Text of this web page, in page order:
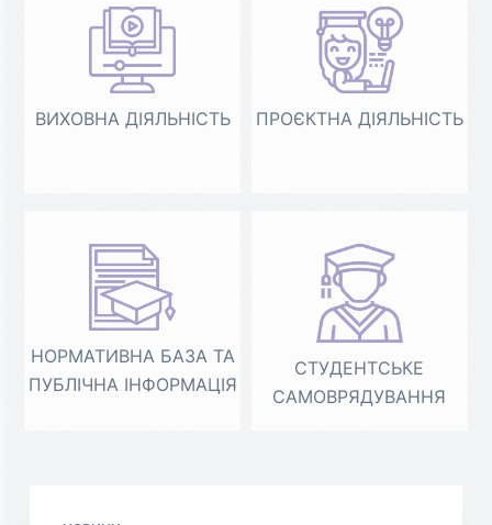
ВИХОВНА ДІЯЛЬНІСТЬ ПРОЄКТНА ДІЯЛЬНІСТЬ
НОРМАТИВНА БАЗА ТА
ПУБЛІЧНА ІНФОРМАЦІЯ
СТУДЕНТСЬКЕ
САМОВРЯДУВАННЯ